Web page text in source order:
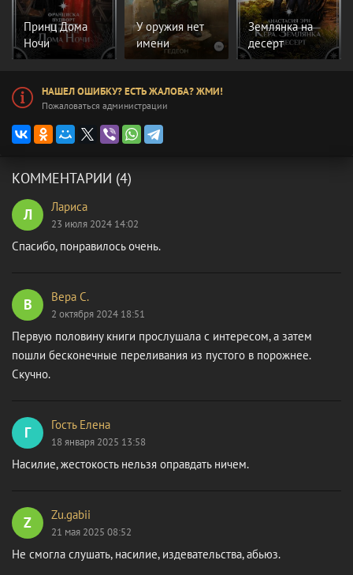
Принц Дома
Ночи
У оружия нет
имени
Землянка на
десерт
НАШЕЛ ОШИБКУ? ЕСТЬ ЖАЛОБА? ЖМИ!
Пожаловаться администрации
КОММЕНТАРИИ (4)
Л Лариса
23 июля 2024 14:02
Спасибо, понравилось очень.
В Вера С.
2 октября 2024 18:51
Первую половину книги прослушала с интересом, а затем
пошли бесконечные переливания из пустого в порожнее.
Скучно.
Г Гость Елена
18 января 2025 13:58
Насилие, жестокость нельзя оправдать ничем.
Z Zu.gabii
21 мая 2025 08:52
Не смогла слушать, насилие, издевательства, абьюз.